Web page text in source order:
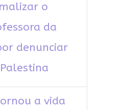
o
da
denunciar
a vida